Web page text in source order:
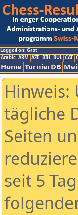
Logged on: Gast
Arabic ARM AZE BIH BUL CAT
Home TurnierDB
Hinweis:
tägliche
Seiten
seit 5